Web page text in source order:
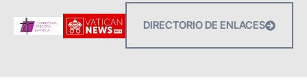
DIRECTORIO DE ENLACES